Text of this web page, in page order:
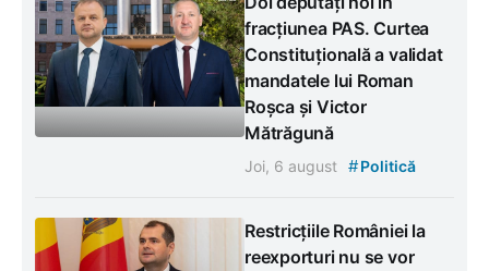
fracțiunea PAS. Curtea
Constituțională a validat
mandatele lui Roman
Roșca și Victor
Mătrăgună
Joi, 6 august #Politică
Restricțiile României la
reexporturi nu se vor